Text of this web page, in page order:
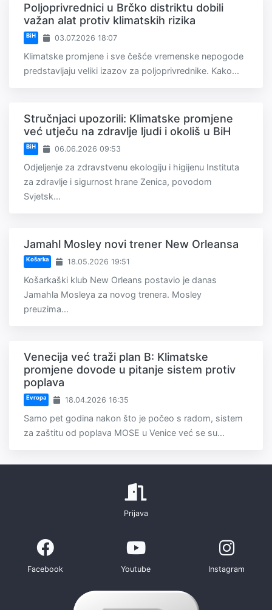
Poljoprivrednici u Brčko distriktu dobili
važan alat protiv klimatskih rizika
BiH 03.07.2026 18:07
Klimatske promjene i sve češće vremenske nepogode
predstavljaju veliki izazov za poljoprivrednike. Kako...
Stručnjaci upozorili: Klimatske promjene
već utječu na zdravlje ljudi i okoliš u BiH
BiH 06.06.2026 09:53
Odjeljenje za zdravstvenu ekologiju i higijenu Instituta
za zdravlje i sigurnost hrane Zenica, povodom
Svjetsk...
Jamahl Mosley novi trener New Orleansa
Košarka 18.05.2026 19:51
Košarkaški klub New Orleans postavio je danas
Jamahla Mosleya za novog trenera. Mosley
preuzima...
Venecija već traži plan B: Klimatske
promjene dovode u pitanje sistem protiv
poplava
Evropa 18.04.2026 16:35
Samo pet godina nakon što je počeo s radom, sistem
za zaštitu od poplava MOSE u Venice već se su...
Prijava
Facebook Youtube Instagram